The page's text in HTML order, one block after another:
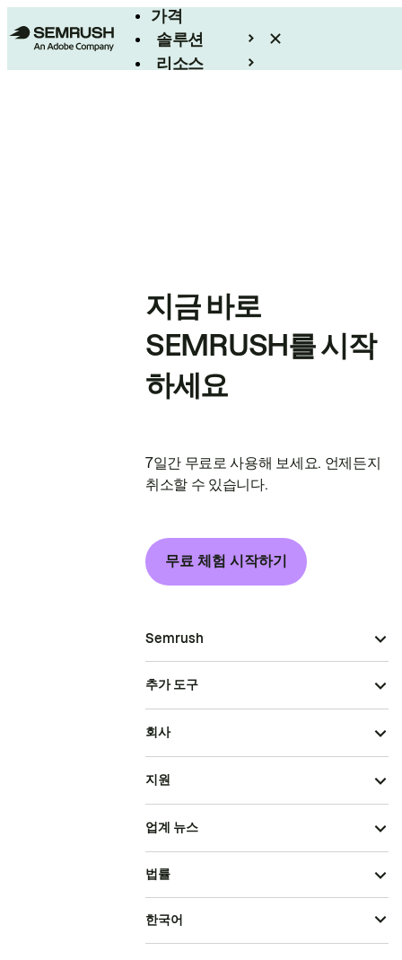
가격
솔루션
리소스
지금 바로
SEMRUSH를 시작
하세요
7일간 무료로 사용해 보세요. 언제든지
취소할 수 있습니다.
무료 체험 시작하기
Semrush
추가 도구
회사
지원
업계 뉴스
법률
한국어